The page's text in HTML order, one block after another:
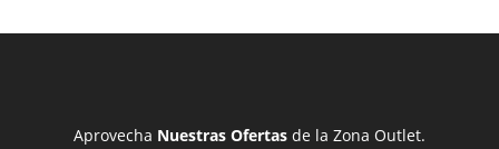
Aprovecha Nuestras Ofertasde la Zona Outlet.